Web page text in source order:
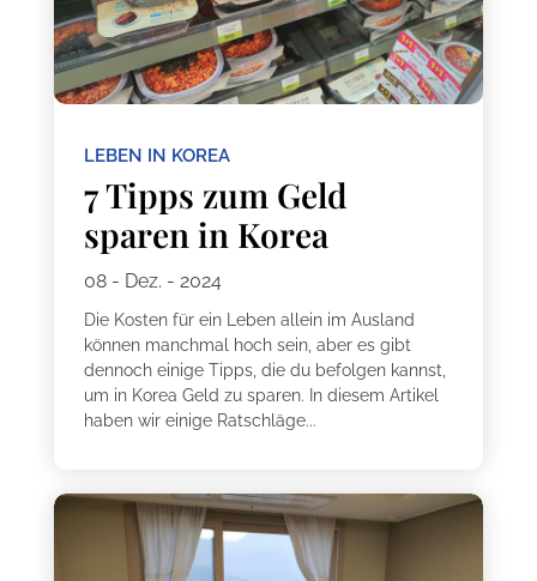
LEBEN IN KOREA
7 Tipps zum Geld
sparen in Korea
08 - Dez. - 2024
Die Kosten für ein Leben allein im Ausland
können manchmal hoch sein, aber es gibt
dennoch einige Tipps, die du befolgen kannst,
um in Korea Geld zu sparen. In diesem Artikel
haben wir einige Ratschläge...